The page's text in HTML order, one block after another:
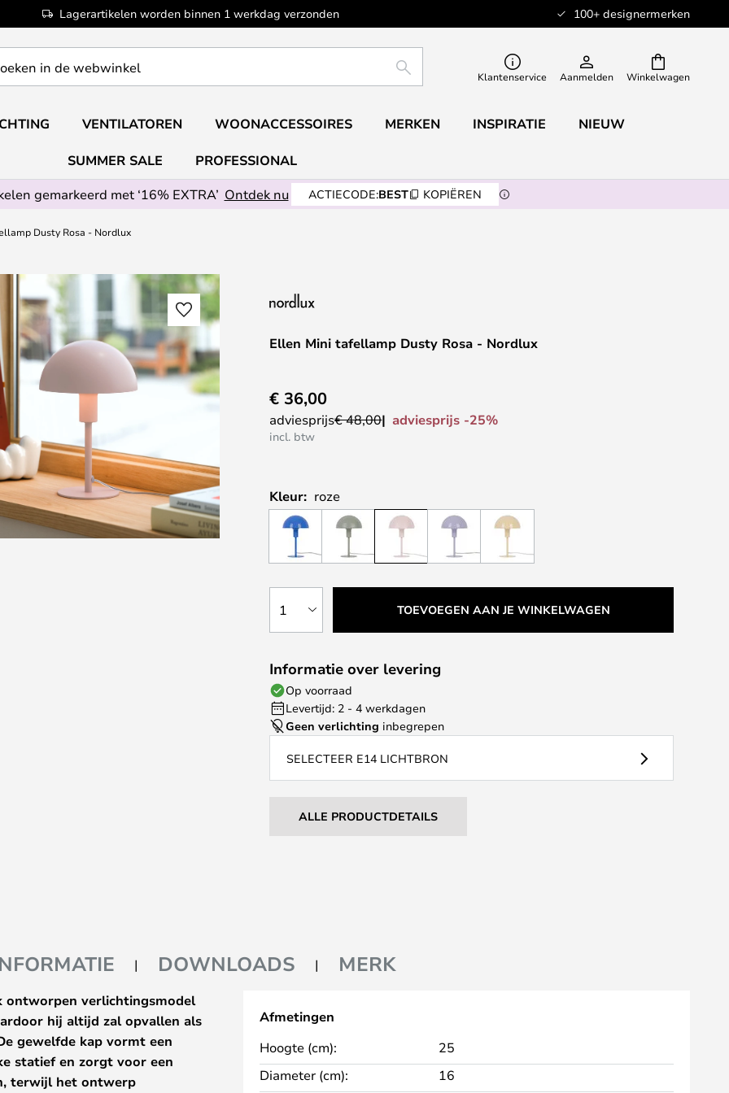
Lagerartikelen worden binnen 1 werkdag verzonden 100+ designermerken
Winkelwagen
ZOEKEN Klantenservice Aanmelden
VENTILATOREN WOONACCESSOIRES MERKEN INSPIRATIE NIEUW
SUMMER SALE
PROFESSIONAL
gemarkeerd met ‘16% EXTRA’ Ontdek nu ACTIECODE:BEST KOPIËREN
Dusty Rosa - Nordlux
Ellen Mini tafellamp Dusty Rosa - Nordlux
€ 36,00
adviesprijs€ 48,00 adviesprijs -25%
incl. btw
Kleur: roze
1 TOEVOEGEN AAN JE WINKELWAGEN
Informatie over levering
Op voorraad
Levertijd: 2 - 4 werkdagen
Geen verlichting inbegrepen
SELECTEER E14 LICHTBRON
ALLE PRODUCTDETAILS
DOWNLOADS MERK
ontworpen verlichtingsmodel
hij altijd zal opvallen als
gewelfde kap vormt een
statief en zorgt voor een
terwijl het ontwerp
Afmetingen
Hoogte (cm):
25
Diameter (cm):
16